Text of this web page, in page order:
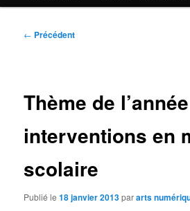
Navigation
← Précédent
Thème de
interventions en
scolaire
Publié le18 janvier 2013pararts